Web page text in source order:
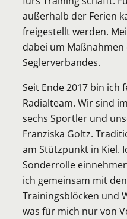
außerhalb der Ferien
freigestellt werden.
dabei um Maßnahmen
Seglerverbandes.
Seit Ende 2017 bin ich
Radialteam. Wir sind
sechs Sportler und
Franziska Goltz.
am Stützpunkt in Kiel.
Sonderrolle
ich gemeinsam mit
Trainingsblöcken und
was für mich nur von